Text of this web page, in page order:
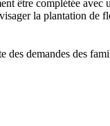
être complétée
la plantation
demandes des